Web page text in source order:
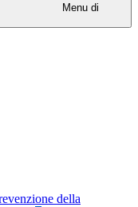
Menu di
della